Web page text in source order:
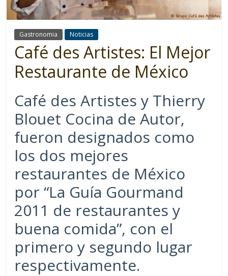
Gastronomia Noticias
Café des Artistes: El Mejor
Restaurante de México
Café des Artistes y Thierry
Blouet Cocina de Autor,
fueron designados como
los dos mejores
restaurantes de México
por “La Guía Gourmand
2011 de restaurantes y
buena comida”, con el
primero y segundo lugar
respectivamente.